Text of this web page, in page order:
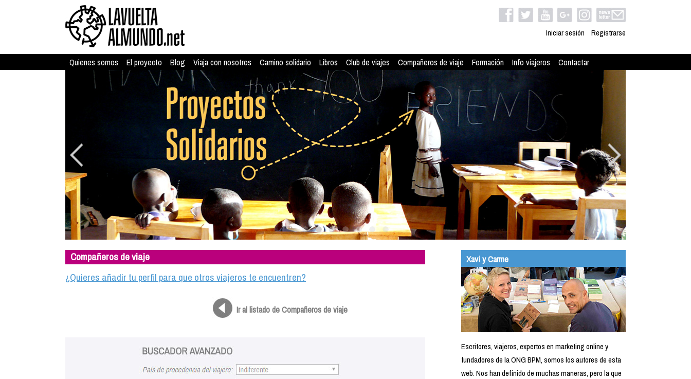
Iniciar sesión Registrarse
Quienes somos El proyecto Blog Viaja con nosotros Camino solidario Libros Club de viajes Compañeros de viaje Formación Info viajeros Contactar
Compañeros de viaje
¿Quieres añadir tu perfil para que otros viajeros te encuentren?
Ir al listado de Compañeros de viaje
Xavi y Carme
Escritores, viajeros, expertos en marketing online y
fundadores de la ONG BPM, somos los autores de esta
web. Nos han definido de muchas maneras, pero la que